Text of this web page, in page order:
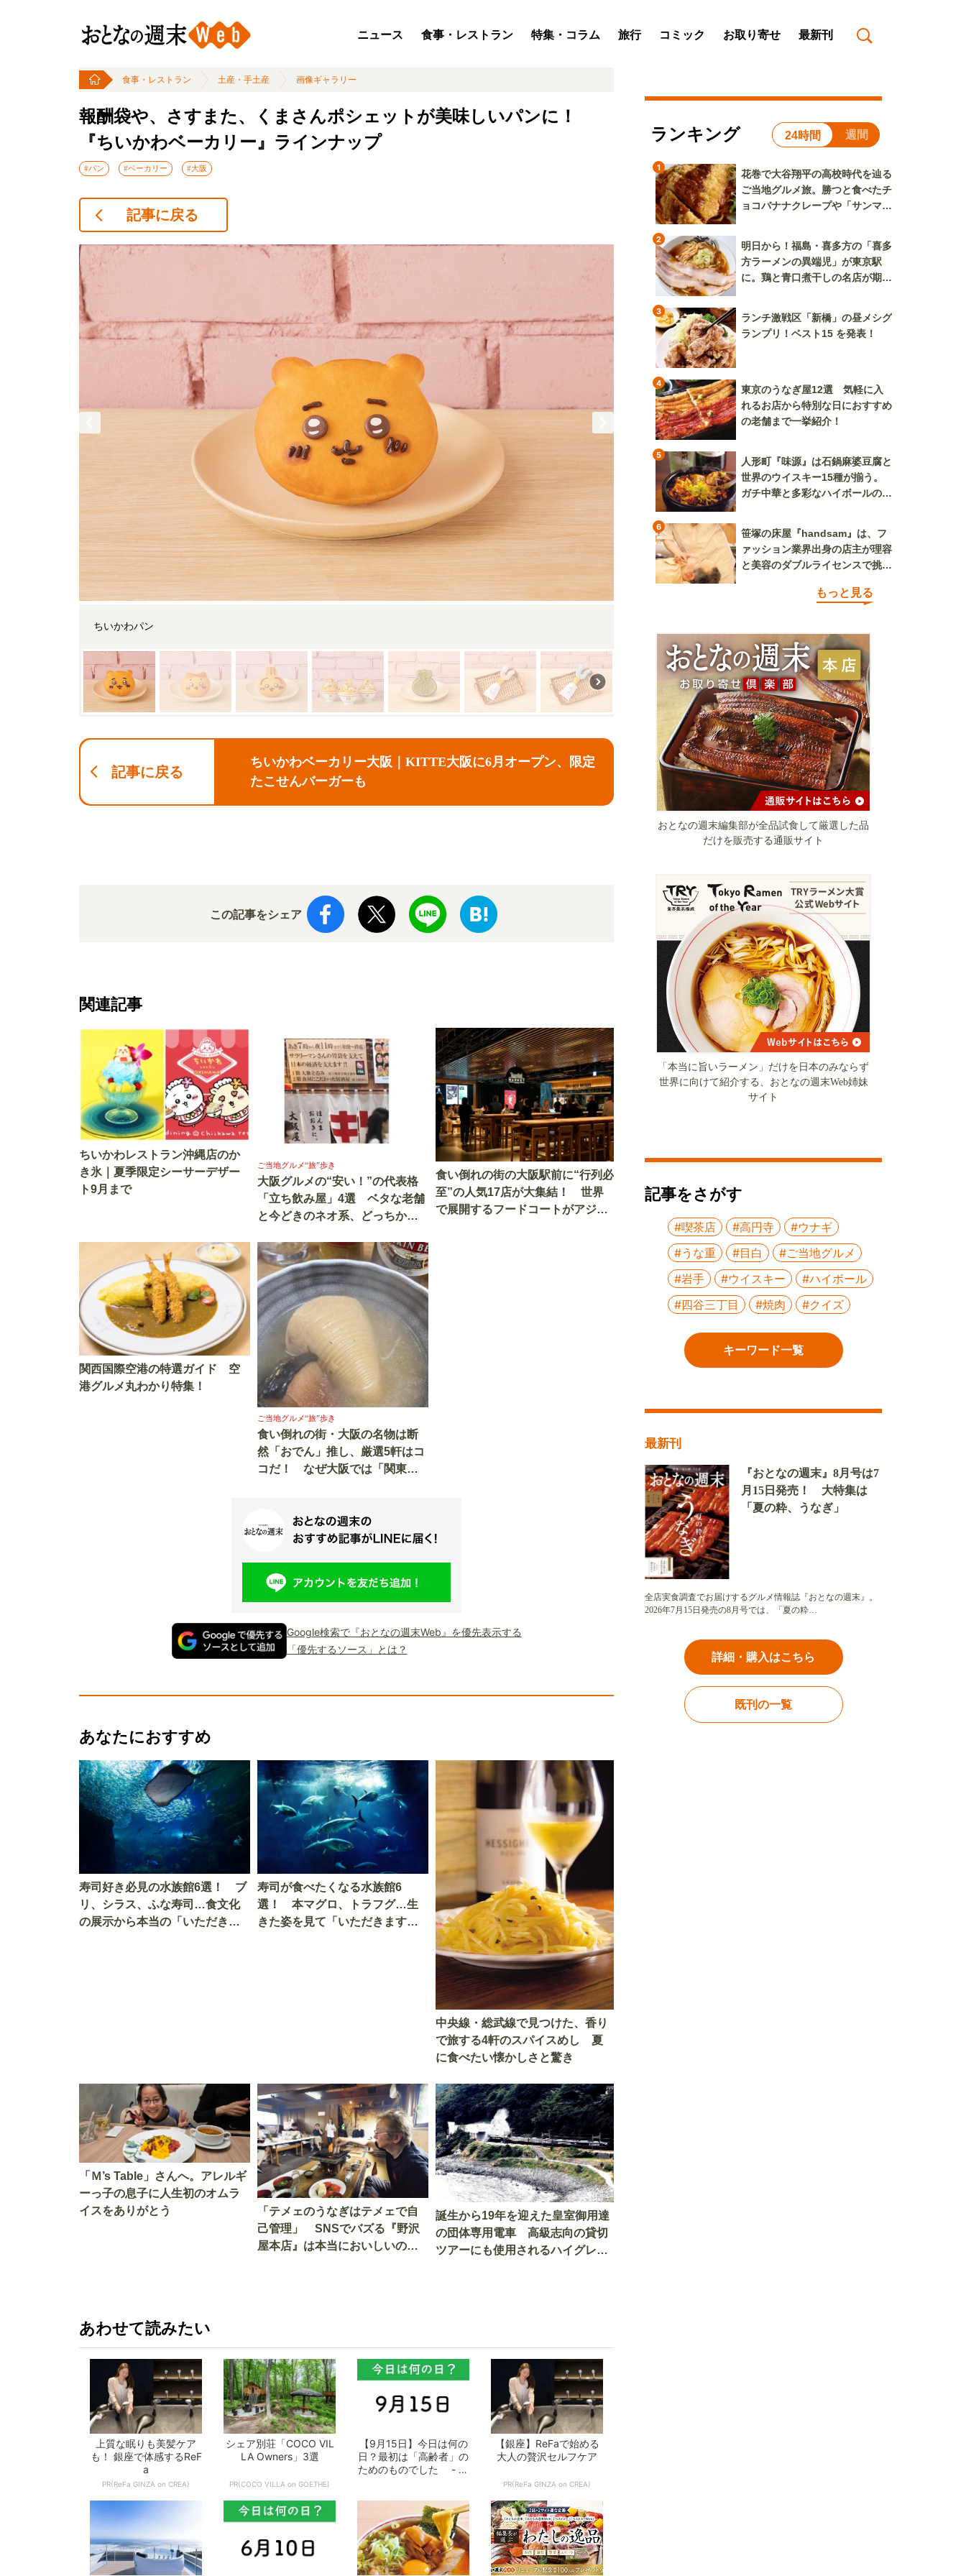
ニュース 食事・レストラン 特集・コラム 旅行 コミック お取り寄せ 最新刊
食事・レストラン 土産・手土産 画像ギャラリー
報酬袋や、さすまた、くまさんポシェットが美味しいパンに！
『ちいかわベーカリー』ラインナップ
#パン #ベーカリー #大阪
記事に戻る
ちいかわパン
記事に戻る
ちいかわベーカリー大阪｜KITTE大阪に6月オープン、限定
たこせんバーガーも
この記事をシェア
関連記事
ちいかわレストラン沖縄店のか
き氷｜夏季限定シーサーデザー
ト9月まで
ご当地グルメ“旅”歩き
大阪グルメの“安い！”の代表格
「立ち飲み屋」4選 ベタな老舗
と今どきのネオ系、どっちから
食い倒れの街の大阪駅前に“行列必
至”の人気17店が大集結！ 世界
で展開するフードコートがアジア
関西国際空港の特選ガイド 空
港グルメ丸わかり特集！
ご当地グルメ“旅”歩き
食い倒れの街・大阪の名物は断
然「おでん」推し、厳選5軒はコ
コだ！ なぜ大阪では「関東煮
Google検索で『おとなの週末Web』を優先表示する
「優先するソース」とは？
あなたにおすすめ
寿司好き必見の水族館6選！ ブ
リ、シラス、ふな寿司…食文化
の展示から本当の「いただきま
寿司が食べたくなる水族館6
選！ 本マグロ、トラフグ…生
きた姿を見て「いただきます」
中央線・総武線で見つけた、香り
で旅する4軒のスパイスめし 夏
に食べたい懐かしさと驚き
「Ｍ’s Table」さんへ。アレルギ
ーっ子の息子に人生初のオムラ
イスをありがとう
「テメェのうなぎはテメェで自
己管理」 SNSでバズる『野沢
屋本店』は本当においしいの
誕生から19年を迎えた皇室御用達
の団体専用電車 高級志向の貸切
ツアーにも使用されるハイグレー
あわせて読みたい
上質な眠りも美髪ケア
も！ 銀座で体感するReF
a
PR(ReFa GINZA on CREA)
シェア別荘「COCO VIL
LA Owners」3選
PR(COCO VILLA on GOETHE)
【9月15日】今日は何の
日？最初は「高齢者」の
ためのものでした - お
【銀座】ReFaで始める
大人の贅沢セルフケア
PR(ReFa GINZA on CREA)
ランキング 24時間 週間
1
花巻で大谷翔平の高校時代を辿る
ご当地グルメ旅。勝つと食べたチ
ョコバナナクレープや「サンマー
2
明日から！福島・喜多方の「喜多
方ラーメンの異端児」が東京駅
に。鶏と青口煮干しの名店が期間
3
ランチ激戦区「新橋」の昼メシグ
ランプリ！ベスト15 を発表！
4
東京のうなぎ屋12選 気軽に入
れるお店から特別な日におすすめ
の老舗まで一挙紹介！
5
人形町『味源』は石鍋麻婆豆腐と
世界のウイスキー15種が揃う。
ガチ中華と多彩なハイボールの組
6
笹塚の床屋『handsam』は、フ
ァッション業界出身の店主が理容
と美容のダブルライセンスで挑む
もっと見る
おとなの週末編集部が全品試食して厳選した品
だけを販売する通販サイト
「本当に旨いラーメン」だけを日本のみならず
世界に向けて紹介する、おとなの週末Web姉妹
サイト
記事をさがす
#喫茶店 #高円寺
#ウナギ
#うな重
#目白
#ご当地グルメ
#岩手
#ウイスキー
#ハイボール
#四谷三丁目
#焼肉 #クイズ
キーワード一覧
最新刊
『おとなの週末』8月号は7
月15日発売！ 大特集は
「夏の粋、うなぎ」
全店実食調査でお届けするグルメ情報誌『おとなの週末』。
2026年7月15日発売の8月号では、「夏の粋…
詳細・購入はこちら
既刊の一覧